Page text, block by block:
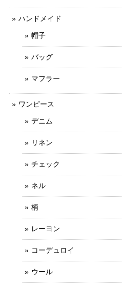
ハンドメイド
帽子
バッグ
マフラー
ワンピース
デニム
リネン
チェック
ネル
柄
レーヨン
コーデュロイ
ウール